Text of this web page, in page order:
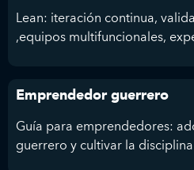
Lean: iteración continua,
,equipos multifuncionales,
Emprendedor guerrero
Guía para emprendedores:
guerrero y cultivar la